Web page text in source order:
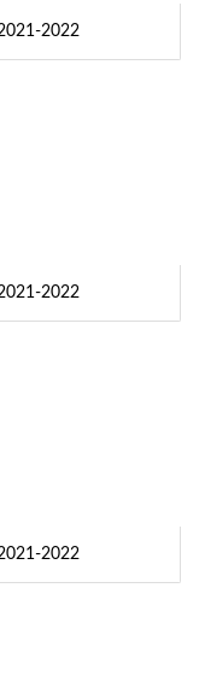
2022
2022
2022